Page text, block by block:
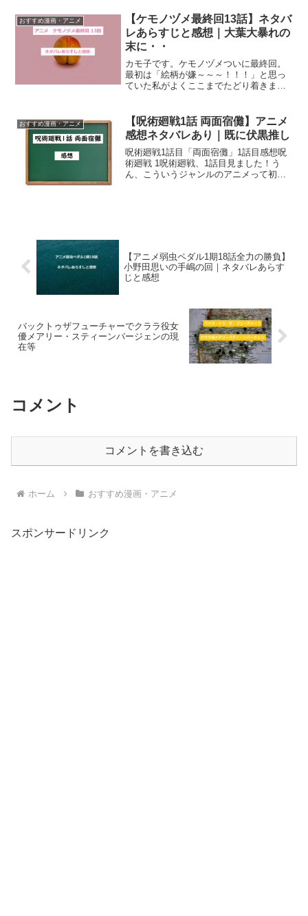
じはこちら↓↓【呪術廻戦3話 鉄骨娘】ア
ニメネタバレあ...
おすすめ漫画・アニメ
【ケモノヅメ最終回13話】ネタバ
レあらすじと感想｜大葉大暴れの
末に・・
カモ子です。ケモノヅメついに最終回。
最初は「絵柄が嫌～～～！！！」と思っ
ていた私がよくここまでたどり着きまし
力があったと思います。見てて楽しいわ
けじゃなかったですけど・・...
おすすめ漫画・アニメ
【呪術廻戦1話 両面宿儺】アニメ
感想ネタバレあり｜既に伏黒推し
呪術廻戦1話目「両面宿儺」1話目感想呪
術廻戦 1呪術廻戦、1話目見ました！う
ん、こういうジャンルのアニメって初め
【アニメ弱虫ペダル1期18話全力の勝負】
小野田思いの手嶋の回｜ネタバレあらす
じと感想
バックトゥザフューチャーでクララ役女
優メアリー・スティーンバージェンの現
在等
コメント
コメントを書き込む
ホーム おすすめ漫画・アニメ
スポンサードリンク